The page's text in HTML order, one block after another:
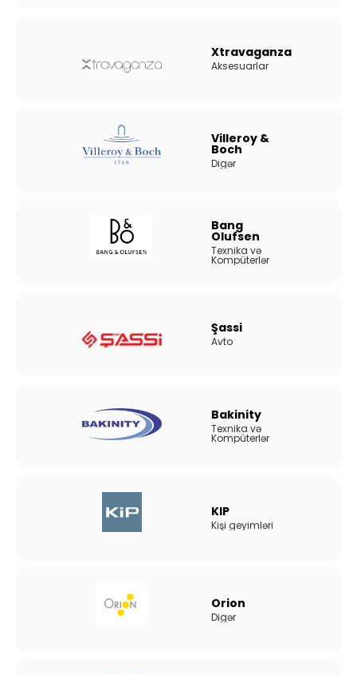
Xtravaganza
Aksesuarlar
Villeroy &
Boch
Digər
Bang
Olufsen
Texnika və
Kompüterlər
Şassi
Avto
Bakinity
Texnika və
Kompüterlər
KIP
Kişi geyimləri
Orion
Digər